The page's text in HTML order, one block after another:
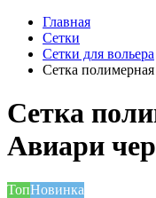
Главная
Сетки
Сетки для вольера
Сетка
Сетка
Авиари
ТопНовинка